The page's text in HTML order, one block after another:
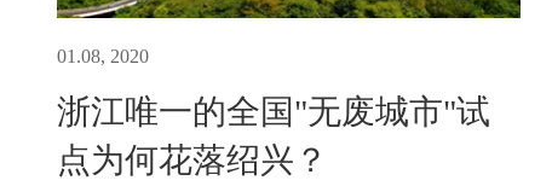
01.08, 2020
浙江唯一的全国"无废城市"试
点为何花落绍兴？